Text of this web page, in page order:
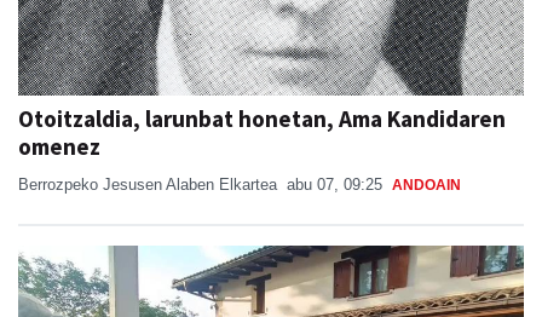
Otoitzaldia, larunbat honetan, Ama Kandidaren
omenez
Berrozpeko Jesusen Alaben Elkartea abu 07, 09:25 ANDOAIN